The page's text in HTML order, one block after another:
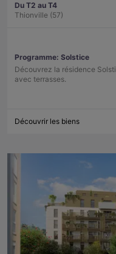
Du T2 au T4
Thionville (57)
Programme: Solstice
Découvrez la résidence
avec terrasses.
Découvrir les biens